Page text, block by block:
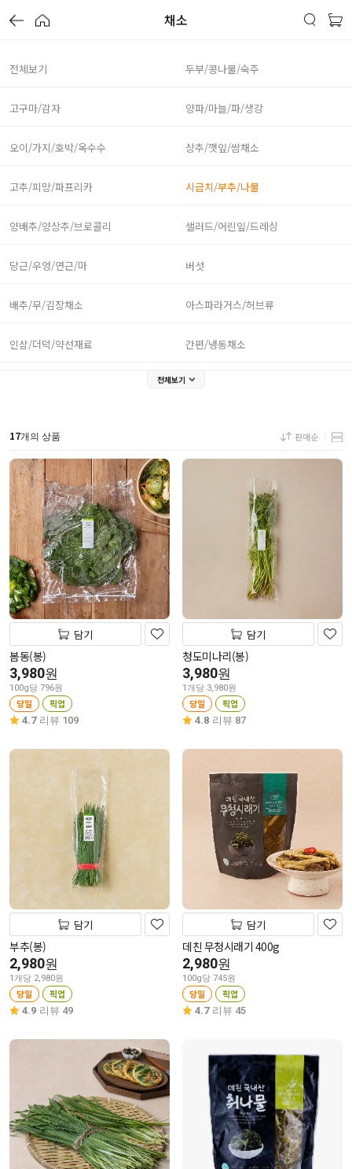
채소
전체보기 두부/콩나물/숙주
고구마/감자 양파/마늘/파/생강
오이/가지/호박/옥수수 상추/깻잎/쌈채소
고추/피망/파프리카 시금치/부추/나물
양배추/양상추/브로콜리 샐러드/어린잎/드레싱
당근/우엉/연근/마 버섯
배추/무/김장채소 아스파라거스/허브류
인삼/더덕/약선재료 간편/냉동채소
전체보기
17개의 상품 판매순
담기
봄동(봉)
3,980원
100g당 796원
당일 픽업
4.7 리뷰 109
담기
청도미나리(봉)
3,980원
1개당 3,980원
당일 픽업
4.8 리뷰 87
담기
부추(봉)
2,980원
1개당 2,980원
당일 픽업
4.9 리뷰 49
담기
데친 무청시래기 400g
2,980원
100g당 745원
당일 픽업
4.7 리뷰 45